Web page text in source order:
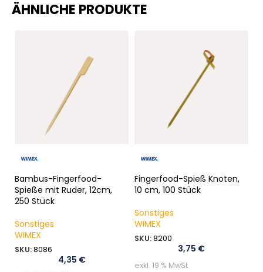
ÄHNLICHE PRODUKTE
Bambus-Fingerfood-
Spieße mit Ruder, 12cm,
250 Stück
Sonstiges
WIMEX
SKU:8086
4,35 €
Fingerfood-Spieß Knoten,
10 cm, 100 Stück
Sonstiges
WIMEX
SKU:8200
3,75 €
exkl. 19 % MwSt.